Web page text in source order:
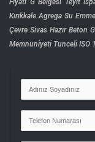
Kırıkkale Agrega Su
Çevre Sivas Hazır Beton G
Memnuniyeti Tunceli ISO